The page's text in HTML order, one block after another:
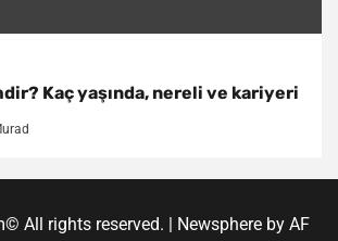
Kaç yaşında, nereli ve kariyeri
All rights reserved. | Newsphere by AF